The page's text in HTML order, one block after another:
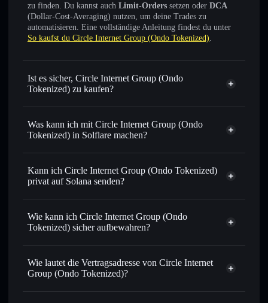
zu finden. Du kannst auch Limit-Orders setzen oder DCA
(Dollar-Cost-Averaging) nutzen, um deine Trades zu
automatisieren. Eine vollständige Anleitung findest du unter
So kaufst du Circle Internet Group (Ondo Tokenized).
Ist es sicher, Circle Internet Group (Ondo
Tokenized) zu kaufen?
Circle Internet Group (Ondo Tokenized)
Was kann ich mit Circle Internet Group (Ondo
Tokenized) in Solflare machen?
Circle Internet Group (Ondo Tokenized)
Tausche sofort– tausche CRCLON gegen SOL, USDC
Order-Routing zum bestmöglichen Preis
Sende privat– übertrage CRCLON, ohne Wallets
öffentlich miteinander zu verknüpfen, dank des integrierten
Marktkapitalisierung und Liquidität von CRCLON in
Echtzeit
Verwahre sicher– halte CRCLON in einer nicht
Kann ich Circle Internet Group (Ondo Tokenized)
privat auf Solana senden?
Solflare-Wallet
Privacy
Group (Ondo Tokenized)
Wie kann ich Circle Internet Group (Ondo
Tokenized) sicher aufbewahren?
Circle Internet Group (Ondo Tokenized)
Solflare
Wie lautet die Vertragsadresse von Circle Internet
Group (Ondo Tokenized)?
Circle Internet